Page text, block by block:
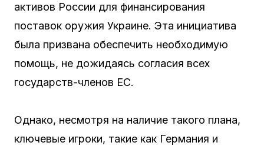
активов России для финансирования
поставок оружия Украине. Эта инициатива
была призвана обеспечить необходимую
помощь, не дожидаясь согласия всех
государств-членов ЕС.
Однако, несмотря на наличие такого плана,
ключевые игроки, такие как Германия и